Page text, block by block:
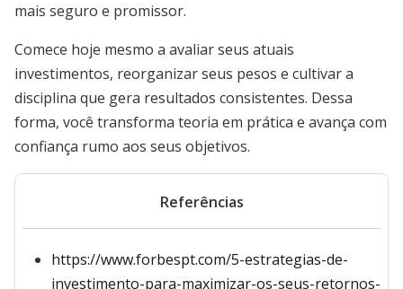
mais seguro e promissor.
Comece hoje mesmo a avaliar seus atuais
investimentos, reorganizar seus pesos e cultivar a
disciplina que gera resultados consistentes. Dessa
forma, você transforma teoria em prática e avança com
confiança rumo aos seus objetivos.
Referências
https://www.forbespt.com/5-estrategias-de-
investimento-para-maximizar-os-seus-retornos-